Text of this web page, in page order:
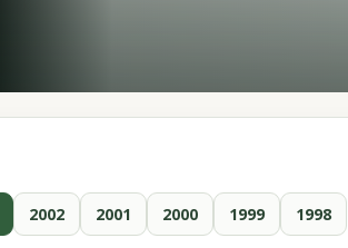
2002 2001 2000 1999 1998